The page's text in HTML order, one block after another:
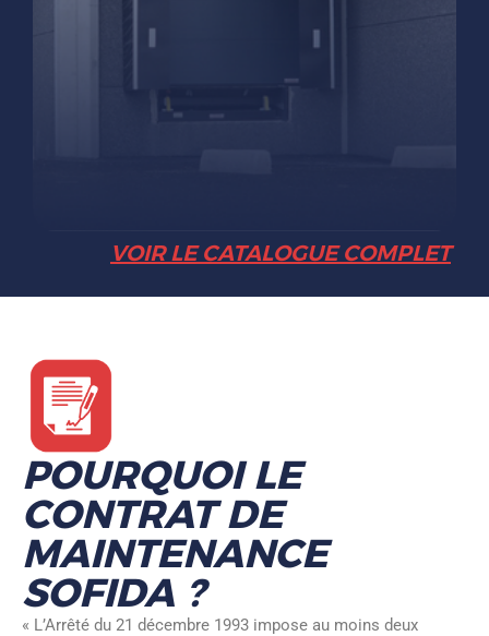
VOIR LE CATALOGUE COMPLET
POURQUOI LE
CONTRAT DE
MAINTENANCE
SOFIDA ?
« L’Arrêté du 21 décembre 1993 impose au moins deux